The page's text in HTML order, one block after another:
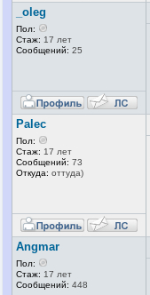
_oleg
Пол:
Стаж: 17 лет
Сообщений: 25
Palec
Пол:
Стаж: 17 лет
Сообщений: 73
Откуда: оттуда)
Angmar
Пол:
Стаж: 17 лет
Сообщений: 448